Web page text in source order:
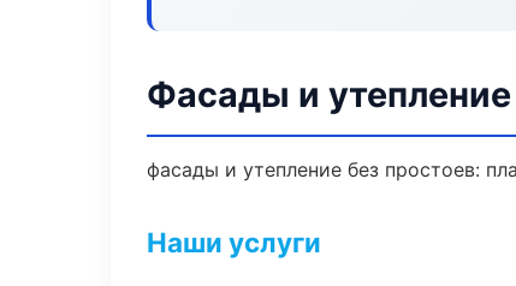
Фасады и утепление
фасады и утепление без простоев:
Наши услуги